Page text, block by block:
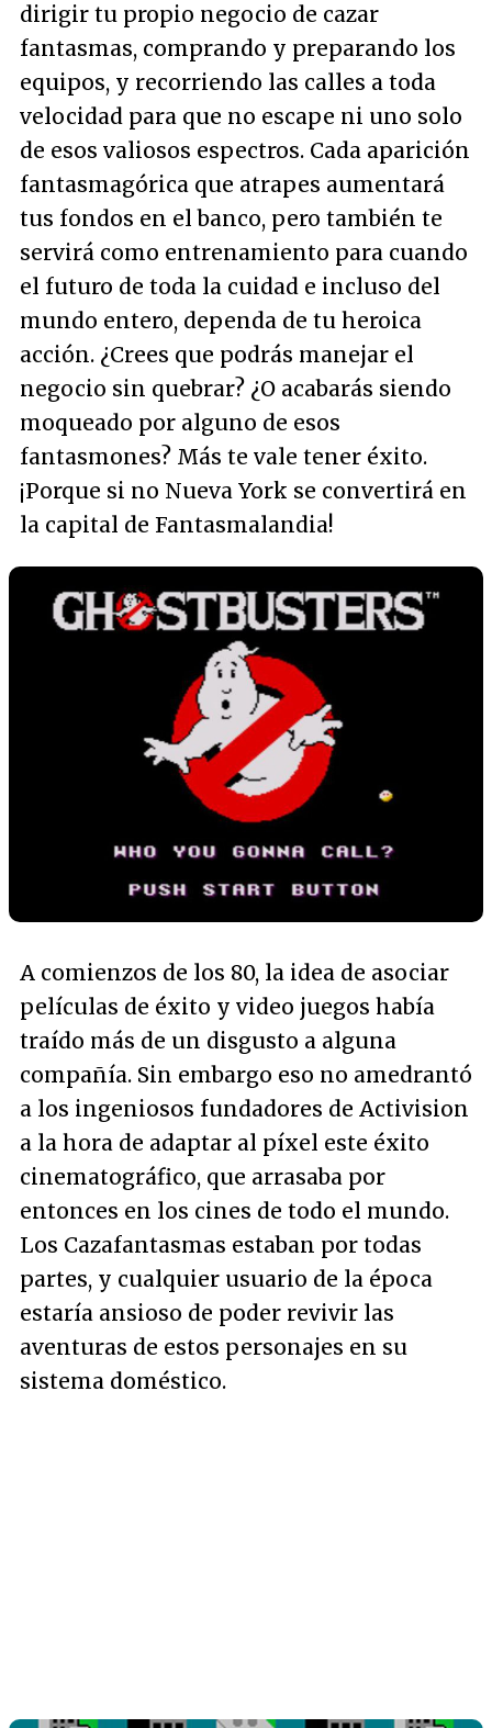
dirigir tu propio negocio de cazar
fantasmas, comprando y preparando los
equipos, y recorriendo las calles a toda
velocidad para que no escape ni uno solo
de esos valiosos espectros. Cada aparición
fantasmagórica que atrapes aumentará
tus fondos en el banco, pero también te
servirá como entrenamiento para cuando
el futuro de toda la cuidad e incluso del
mundo entero, dependa de tu heroica
acción. ¿Crees que podrás manejar el
negocio sin quebrar? ¿O acabarás siendo
moqueado por alguno de esos
fantasmones? Más te vale tener éxito.
¡Porque si no Nueva York se convertirá en
la capital de Fantasmalandia!
A comienzos de los 80, la idea de asociar
películas de éxito y video juegos había
traído más de un disgusto a alguna
compañía. Sin embargo eso no amedrantó
a los ingeniosos fundadores de Activision
a la hora de adaptar al píxel este éxito
cinematográfico, que arrasaba por
entonces en los cines de todo el mundo.
Los Cazafantasmas estaban por todas
partes, y cualquier usuario de la época
estaría ansioso de poder revivir las
aventuras de estos personajes en su
sistema doméstico.